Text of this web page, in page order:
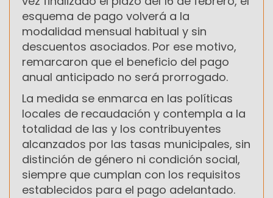
esquema de pago volverá a la
modalidad mensual habitual y sin
descuentos asociados. Por ese motivo,
remarcaron que el beneficio del pago
anual anticipado no será prorrogado.
La medida se enmarca en las políticas
locales de recaudación y contempla a la
totalidad de las y los contribuyentes
alcanzados por las tasas municipales, sin
distinción de género ni condición social,
siempre que cumplan con los requisitos
establecidos para el pago adelantado.